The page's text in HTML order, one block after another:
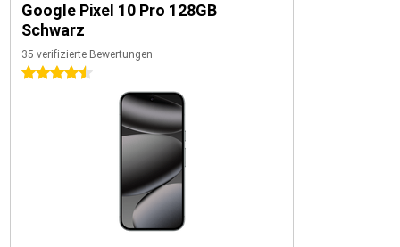
Google Pixel 10 Pro 128GB
Schwarz
35 verifizierte Bewertungen
4.5 Sterne